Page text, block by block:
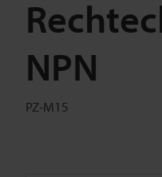
NPN
PZ-M15